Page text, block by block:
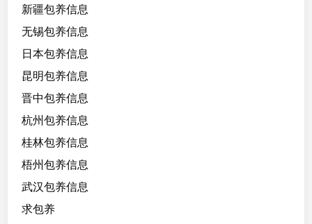
新疆包养信息
无锡包养信息
日本包养信息
昆明包养信息
晋中包养信息
杭州包养信息
桂林包养信息
梧州包养信息
武汉包养信息
求包养